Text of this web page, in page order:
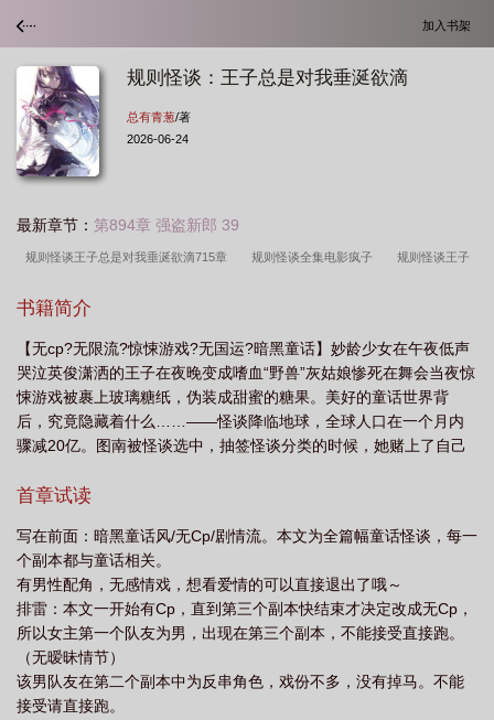
加入书架
规则怪谈：王子总是对我垂涎欲滴
总有青葱/著
2026-06-24
最新章节： 第894章 强盗新郎 39
规则怪谈王子总是对我垂涎欲滴715章 规则怪谈全集电影疯子 规则怪谈王子
十大必看
国 规则怪谈王子总是对我垂涎欲滴 总有青葱 规则怪谈王子总是对我垂涎欲
滴 规则怪谈童话 规则怪谈系统让我多子多福短剧免费观看 规则怪谈王子总
是对我垂涎欲滴笔趣阁 规则怪谈王子总是对我垂涎欲滴TXT 规则怪谈总
受 规则怪谈王子总是对我垂涎欲滴评论 规则怪谈让我多子求福短剧 规则怪
书籍简介
【无cp?无限流?惊悚游戏?无国运?暗黑童话】妙龄少女在午夜低声
哭泣英俊潇洒的王子在夜晚变成嗜血“野兽”灰姑娘惨死在舞会当夜惊
悚游戏被裹上玻璃糖纸，伪装成甜蜜的糖果。美好的童话世界背
后，究竟隐藏着什么……——怪谈降临地球，全球人口在一个月内
骤减20亿。图南被怪谈选中，抽签怪谈分类的时候，她赌上了自己
比。作为整个怪谈世界最梦幻最安全的怪谈，童话世界绝对是您居
话人物，请牢记你的人设！最后，欢迎您来到童话世界！美人鱼、
灰姑娘、豌豆公主……等等……这个长着一张嘴的童话书又是什么
东西？会有惊悚诡异的元素，胆子特别小的慎入～排雷：内含多种
元素，不单纯为规则怪谈，部分副本规则存在感极弱只有女主是唯
一主角，其余所有人皆为配角。个别副本会有男性队友，其中一个
副本有男角色反串男女角色均有好有坏，但不会雌竞，也绝不虐
女。
首章试读
写在前面：暗黑童话风/无Cp/剧情流。本文为全篇幅童话怪谈，每一
个副本都与童话相关。
有男性配角，无感情戏，想看爱情的可以直接退出了哦～
排雷：本文一开始有Cp，直到第三个副本快结束才决定改成无Cp，
所以女主第一个队友为男，出现在第三个副本，不能接受直接跑。
（无暧昧情节）
该男队友在第二个副本中为反串角色，戏份不多，没有掉马。不能
接受请直接跑。